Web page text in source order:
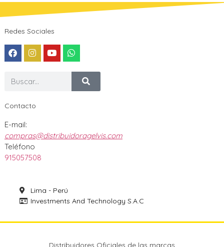
Redes Sociales
Contacto
E-mail:
compras@distribuidoragelvis.com
Teléfono
915057508
Lima - Perú
Investments And Technology S.A.C
Distribuidores Oficiales de las marcas